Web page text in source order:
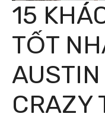
15
TỐT
CRAZY